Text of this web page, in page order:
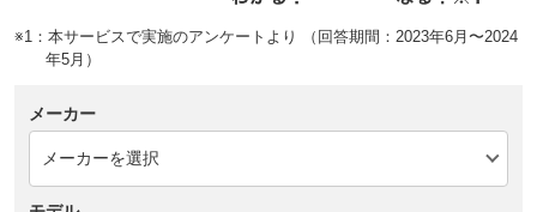
※1：本サービスで実施のアンケートより （回答期間：2023年6月〜2024
年5月）
メーカー